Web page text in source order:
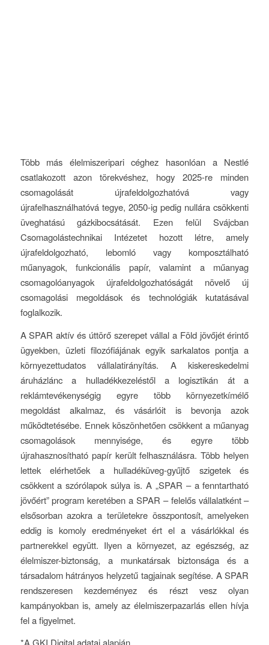
Több más élelmiszeripari céghez hasonlóan a Nestlé
csatlakozott azon törekvéshez, hogy 2025-re minden
csomagolását újrafeldolgozhatóvá vagy
újrafelhasználhatóvá tegye, 2050-ig pedig nullára csökkenti
üveghatású gázkibocsátását. Ezen felül Svájcban
Csomagolástechnikai Intézetet hozott létre, amely
újrafeldolgozható, lebomló vagy komposztálható
műanyagok, funkcionális papír, valamint a műanyag
csomagolóanyagok újrafeldolgozhatóságát növelő új
csomagolási megoldások és technológiák kutatásával
foglalkozik.
A SPAR aktív és úttörő szerepet vállal a Föld jövőjét érintő
ügyekben, üzleti filozófiájának egyik sarkalatos pontja a
környezettudatos vállalatirányítás. A kiskereskedelmi
áruházlánc a hulladékkezeléstől a logisztikán át a
reklámtevékenységig egyre több környezetkímélő
megoldást alkalmaz, és vásárlóit is bevonja azok
működtetésébe. Ennek köszönhetően csökkent a műanyag
csomagolások mennyisége, és egyre több
újrahasznosítható papír került felhasználásra. Több helyen
lettek elérhetőek a hulladéküveg-gyűjtő szigetek és
csökkent a szórólapok súlya is. A „SPAR – a fenntartható
jövőért” program keretében a SPAR – felelős vállalatként –
elsősorban azokra a területekre összpontosít, amelyeken
eddig is komoly eredményeket ért el a vásárlókkal és
partnerekkel együtt. Ilyen a környezet, az egészség, az
élelmiszer-biztonság, a munkatársak biztonsága és a
társadalom hátrányos helyzetű tagjainak segítése. A SPAR
rendszeresen kezdeményez és részt vesz olyan
kampányokban is, amely az élelmiszerpazarlás ellen hívja
fel a figyelmet.
*A GKI Digital adatai alapján